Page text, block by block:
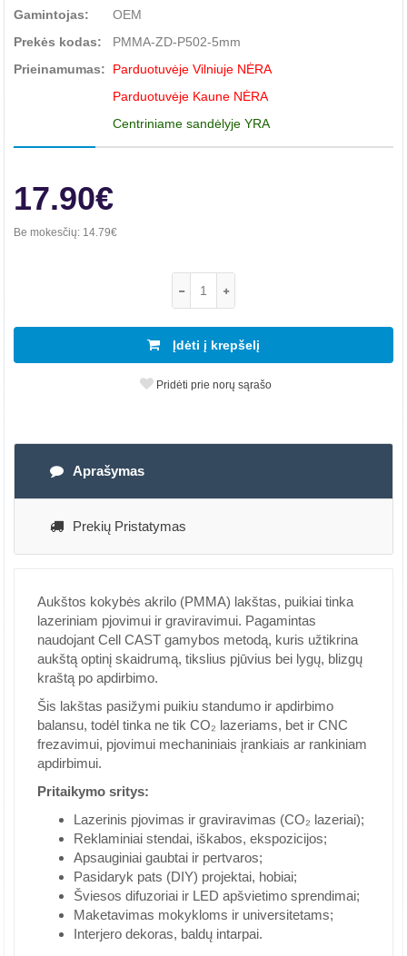
Gamintojas:
OEM
Prekės kodas:
PMMA-ZD-P502-5mm
Prieinamumas:
Parduotuvėje Vilniuje NĖRA
Parduotuvėje Kaune NĖRA
Centriniame sandėlyje YRA
17.90€
Be mokesčių: 14.79€
Įdėti į krepšelį
Pridėti prie norų sąrašo
Aprašymas
Prekių Pristatymas
Aukštos kokybės akrilo (PMMA) lakštas, puikiai tinka
lazeriniam pjovimui ir graviravimui. Pagamintas
naudojant Cell CAST gamybos metodą, kuris užtikrina
aukštą optinį skaidrumą, tikslius pjūvius bei lygų, blizgų
kraštą po apdirbimo.
Šis lakštas pasižymi puikiu standumo ir apdirbimo
balansu, todėl tinka ne tik CO₂ lazeriams, bet ir CNC
frezavimui, pjovimui mechaniniais įrankiais ar rankiniam
apdirbimui.
Pritaikymo sritys:
Lazerinis pjovimas ir graviravimas (CO₂ lazeriai);
Reklaminiai stendai, iškabos, ekspozicijos;
Apsauginiai gaubtai ir pertvaros;
Pasidaryk pats (DIY) projektai, hobiai;
Šviesos difuzoriai ir LED apšvietimo sprendimai;
Maketavimas mokykloms ir universitetams;
Interjero dekoras, baldų intarpai.